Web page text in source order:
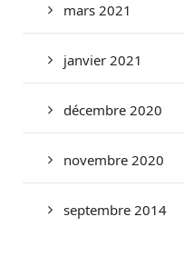
mars 2021
janvier 2021
décembre 2020
novembre 2020
septembre 2014